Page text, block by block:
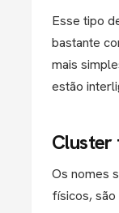
Esse tipo
bastante
mais
estão
Cluster
Os nomes
físicos, são